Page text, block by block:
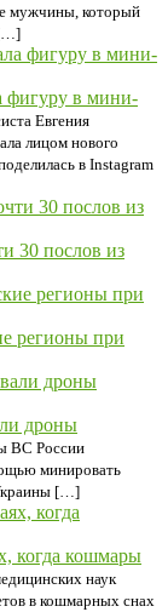
мужчины, который
[…]
фигуру в мини-
Евгения
лицом нового
в Instagram
30 послов из
регионы при
дроны
ВС России
минировать
[…]
когда кошмары
наук
в кошмарных снах